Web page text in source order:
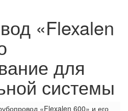
«Flexalen
для
системы
«Flexalen 600» и его